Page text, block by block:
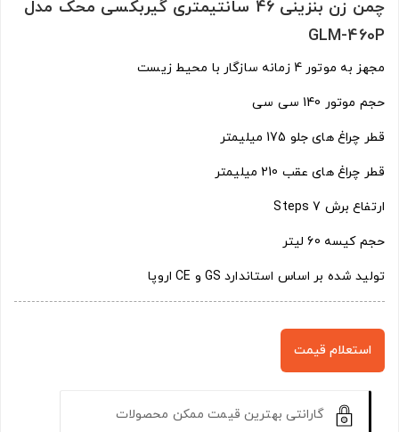
چمن زن بنزینی 46 سانتیمتری گیربکسی محک مدل
GLM-460P
مجهز به موتور 4 زمانه سازگار با محیط زیست
حجم موتور 140 سی سی
قطر چراغ های جلو 175 میلیمتر
قطر چراغ های عقب 210 میلیمتر
ارتفاع برش 7 Steps
حجم کیسه 60 لیتر
تولید شده بر اساس استاندارد GS و CE اروپا
استعلام قیمت
گارانتی بهترین قیمت ممکن محصولات